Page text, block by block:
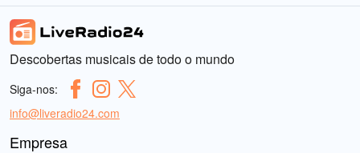
Descobertas musicais de todo o mundo
Siga-nos:
info@liveradio24.com
Empresa